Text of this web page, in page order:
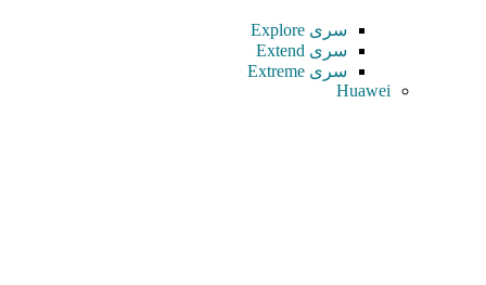
سری Explore
سری Extend
سری Extreme
Huawei